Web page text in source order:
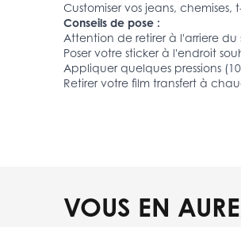
Customiser vos jeans, chemises,
Conseils de pose :
Attention de retirer à l'arriere
Poser votre sticker à l'endroit
Appliquer quelques pressions
Retirer votre film transfert à
VOUS EN